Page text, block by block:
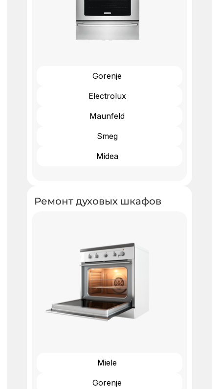
Gorenje
Electrolux
Maunfeld
Smeg
Midea
Ремонт духовых шкафов ​
Miele
Gorenje